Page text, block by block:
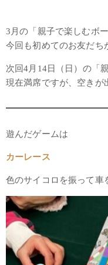
3月の「親子で楽しむボ
今回も初めてのお友だち
次回4月14日（日）の「
現在満席ですが、空きが
遊んだゲームは
カーレース
色のサイコロを振って車